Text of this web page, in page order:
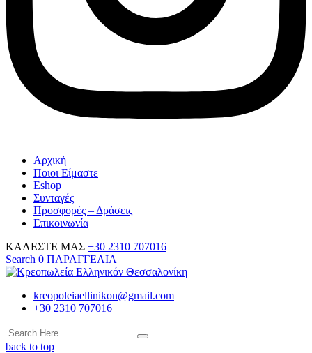
Αρχική
Ποιοι Είμαστε
Eshop
Συνταγές
Προσφορές – Δράσεις
Επικοινωνία
ΚΑΛΕΣΤΕ ΜΑΣ +30 2310 707016
Search 0 ΠΑΡΑΓΓΕΛΙΑ
kreopoleiaellinikon@gmail.com
+30 2310 707016
back to top